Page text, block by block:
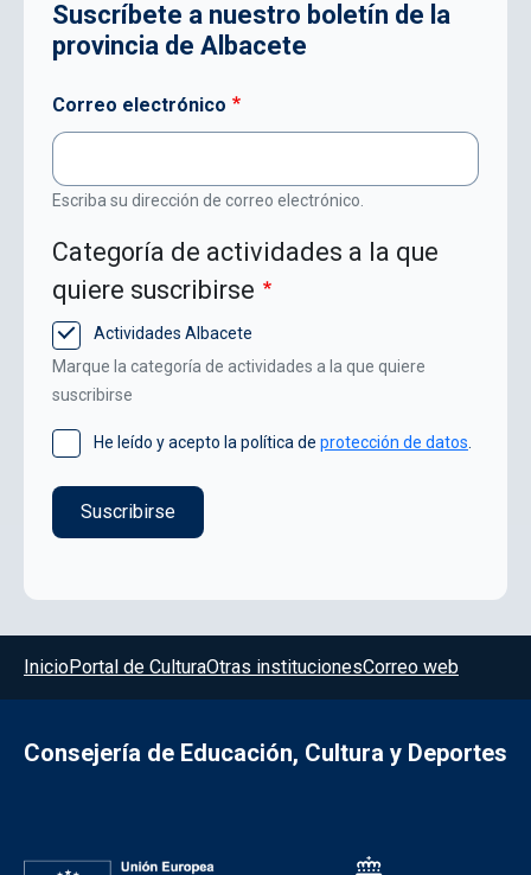
Suscríbete a nuestro boletín de la
provincia de Albacete
Correo electrónico
Escriba su dirección de correo electrónico.
Categoría de actividades a la que
quiere suscribirse
Actividades Albacete
Marque la categoría de actividades a la que quiere
suscribirse
He leído y acepto la política de protección de datos
Menú del pie
InicioPortal de CulturaOtras institucionesCorreo web
Consejería de Educación, Cultura y Deportes